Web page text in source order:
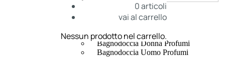
Corpo Donna
Corpo Uomo
Creme Mani
Bagnodoccia Donna Profumi
Bagnodoccia Uomo Profumi
0articoli
vai al carrello
Nessun prodotto nel carrello.